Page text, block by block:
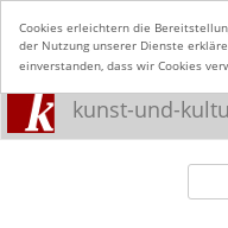
Cookies erleichtern die
der Nutzung unserer Dienste
einverstanden, dass wir Cookies
kunst-und-